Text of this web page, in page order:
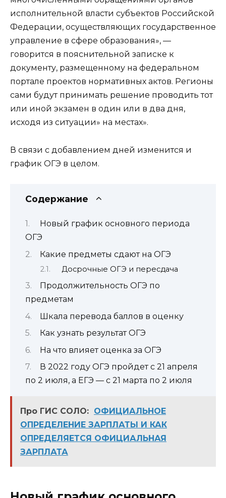
исполнительной власти субъектов Российской
Федерации, осуществляющих государственное
управление в сфере образования», —
говорится в пояснительной записке к
документу, размещенному на федеральном
портале проектов нормативных актов. Регионы
сами будут принимать решение проводить тот
или иной экзамен в один или в два дня,
исходя из ситуации» на местах».
В связи с добавлением дней изменится и
график ОГЭ в целом.
Содержание
Новый график основного периода
ОГЭ
Какие предметы сдают на ОГЭ
Досрочные ОГЭ и пересдача
Продолжительность ОГЭ по
предметам
Шкала перевода баллов в оценку
Как узнать результат ОГЭ
На что влияет оценка за ОГЭ
В 2022 году ОГЭ пройдет с 21 апреля
по 2 июля, а ЕГЭ — с 21 марта по 2 июля
Про ГИС СОЛО: ОФИЦИАЛЬНОЕ
ОПРЕДЕЛЕНИЕ ЗАРПЛАТЫ И КАК
ОПРЕДЕЛЯЕТСЯ ОФИЦИАЛЬНАЯ
ЗАРПЛАТА